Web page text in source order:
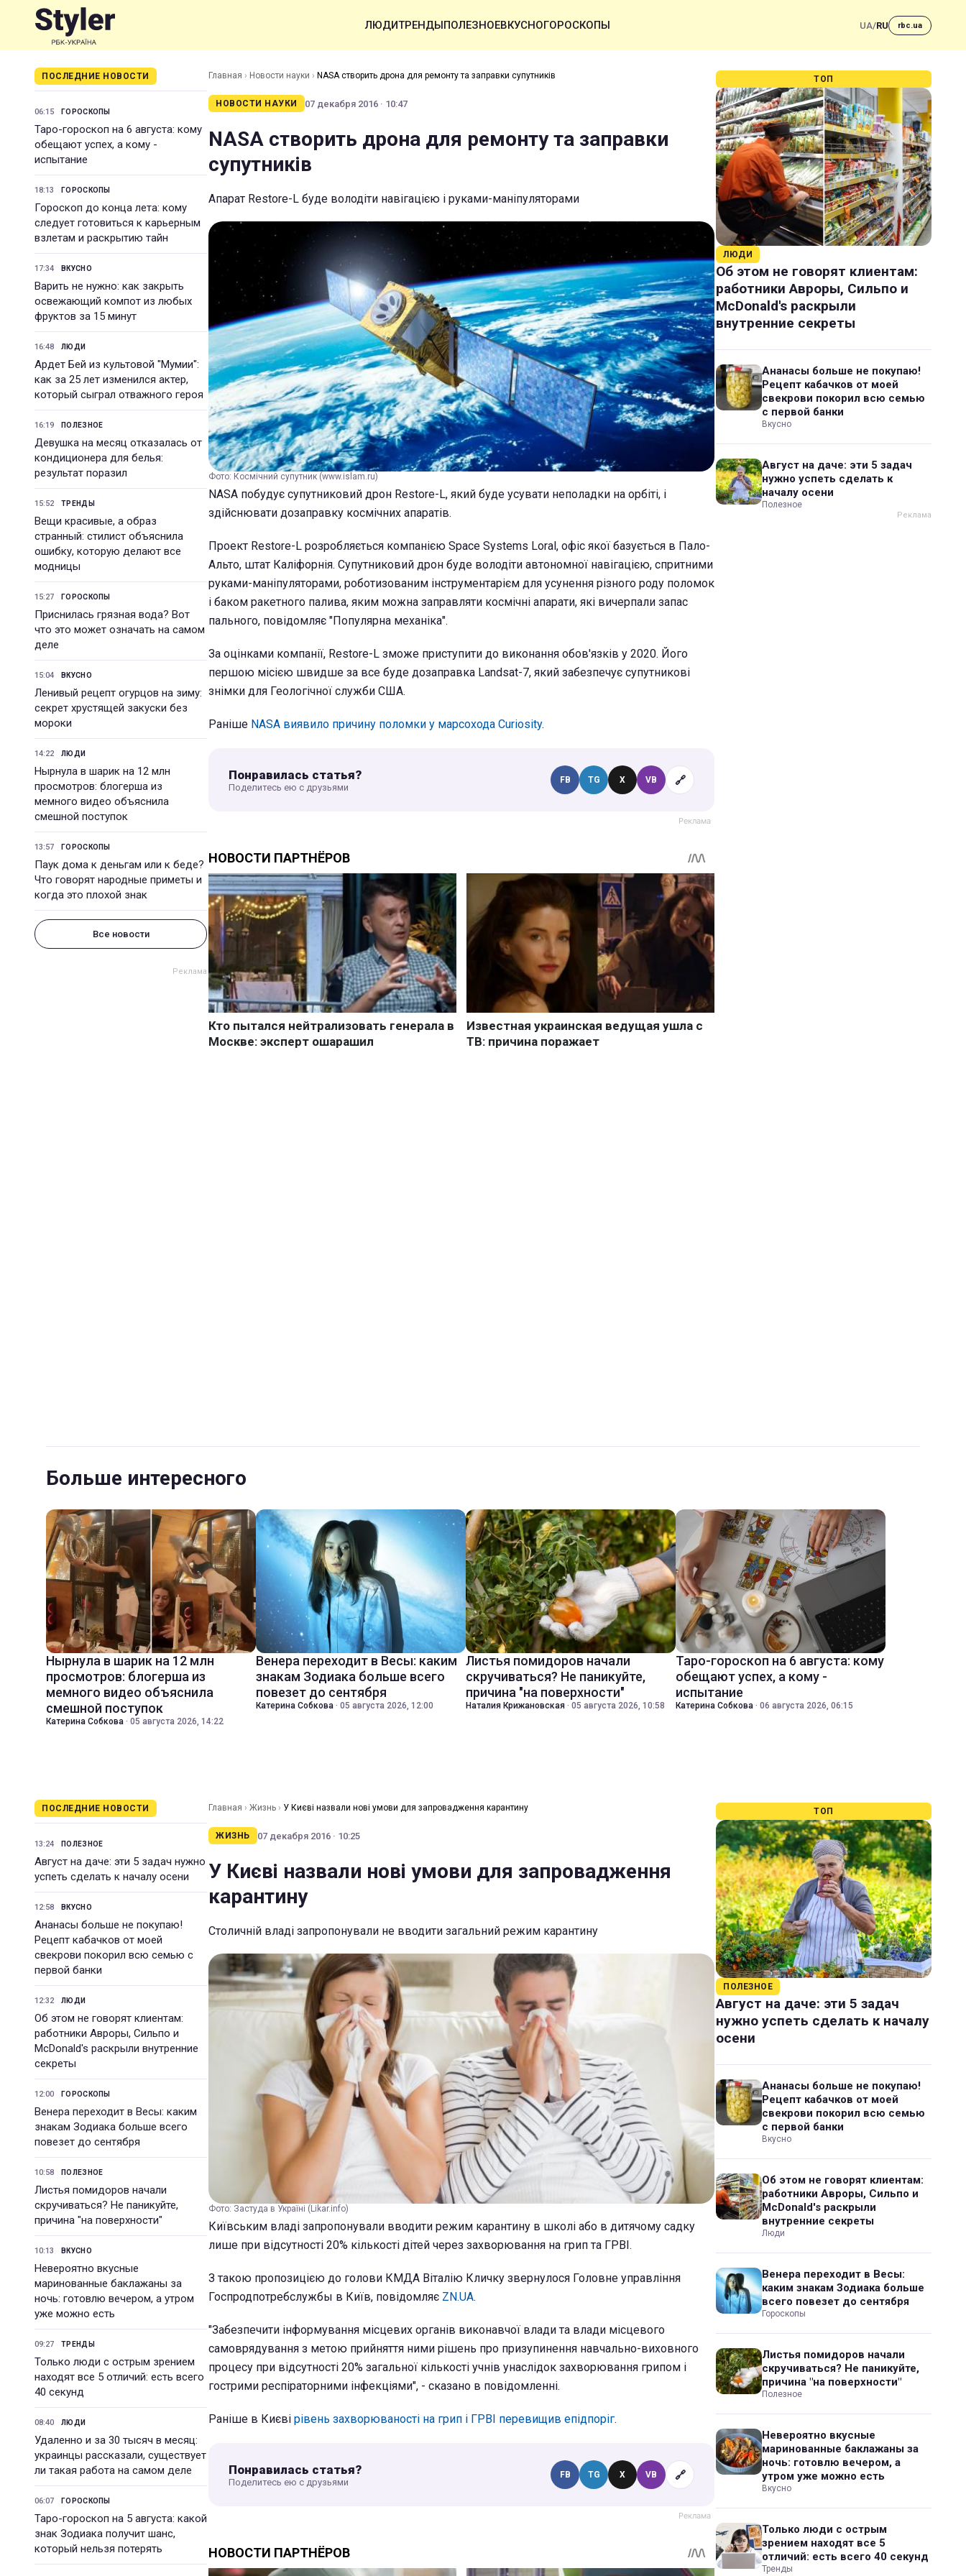
ЛЮДИТРЕНДЫПОЛЕЗНОЕВКУСНОГОРОСКОПЫ UA/RU rbc.ua
ПОСЛЕДНИЕ НОВОСТИ
06:15 ГОРОСКОПЫ
Таро-гороскоп на 6 августа: кому
обещают успех, а кому -
испытание
18:13 ГОРОСКОПЫ
Гороскоп до конца лета: кому
следует готовиться к карьерным
взлетам и раскрытию тайн
17:34 ВКУСНО
Варить не нужно: как закрыть
освежающий компот из любых
фруктов за 15 минут
16:48 ЛЮДИ
Ардет Бей из культовой "Мумии":
как за 25 лет изменился актер,
который сыграл отважного героя
16:19 ПОЛЕЗНОЕ
Девушка на месяц отказалась от
кондиционера для белья:
результат поразил
15:52 ТРЕНДЫ
Вещи красивые, а образ
странный: стилист объяснила
ошибку, которую делают все
модницы
15:27 ГОРОСКОПЫ
Приснилась грязная вода? Вот
что это может означать на самом
деле
15:04 ВКУСНО
Ленивый рецепт огурцов на зиму:
секрет хрустящей закуски без
мороки
14:22 ЛЮДИ
Нырнула в шарик на 12 млн
просмотров: блогерша из
мемного видео объяснила
смешной поступок
13:57 ГОРОСКОПЫ
Паук дома к деньгам или к беде?
Что говорят народные приметы и
когда это плохой знак
Все новости
Главная › Новости науки › NASA створить дрона для ремонту та заправки супутників
НОВОСТИ НАУКИ 07 декабря 2016 · 10:47
NASA створить дрона для ремонту та заправки
супутників
Апарат Restore-L буде володіти навігацією і руками-маніпуляторами
Фото: Космічний супутник (www.islam.ru)
NASA побудує супутниковий дрон Restore-L, який буде усувати неполадки на орбіті, і
здійснювати дозаправку космічних апаратів.
Проект Restore-L розробляється компанією Space Systems Loral, офіс якої базується в Пало-
Альто, штат Каліфорнія. Супутниковий дрон буде володіти автономної навігацією, спритними
руками-маніпуляторами, роботизованим інструментарієм для усунення різного роду поломок
і баком ракетного палива, яким можна заправляти космічні апарати, які вичерпали запас
пального, повідомляє "Популярна механіка".
За оцінками компанії, Restore-L зможе приступити до виконання обов'язків у 2020. Його
першою місією швидше за все буде дозаправка Landsat-7, який забезпечує супутникові
знімки для Геологічної служби США.
Раніше NASA виявило причину поломки у марсохода Curiosity.
Понравилась статья?
Поделитесь ею с друзьями
FB TG X VB 🔗
ТОП
ЛЮДИ
Об этом не говорят клиентам:
работники Авроры, Сильпо и
McDonald's раскрыли
внутренние секреты
Ананасы больше не покупаю!
Рецепт кабачков от моей
свекрови покорил всю семью
с первой банки
Вкусно
Август на даче: эти 5 задач
нужно успеть сделать к
началу осени
Полезное
Больше интересного
Нырнула в шарик на 12 млн
просмотров: блогерша из
мемного видео объяснила
смешной поступок
Катерина Собкова · 05 августа 2026, 14:22
Венера переходит в Весы: каким
знакам Зодиака больше всего
повезет до сентября
Катерина Собкова · 05 августа 2026, 12:00
Листья помидоров начали
скручиваться? Не паникуйте,
причина "на поверхности"
Наталия Крижановская · 05 августа 2026, 10:58
Таро-гороскоп на 6 августа: кому
обещают успех, а кому -
испытание
Катерина Собкова · 06 августа 2026, 06:15
ПОСЛЕДНИЕ НОВОСТИ
13:24 ПОЛЕЗНОЕ
Август на даче: эти 5 задач нужно
успеть сделать к началу осени
12:58 ВКУСНО
Ананасы больше не покупаю!
Рецепт кабачков от моей
свекрови покорил всю семью с
первой банки
12:32 ЛЮДИ
Об этом не говорят клиентам:
работники Авроры, Сильпо и
McDonald's раскрыли внутренние
секреты
12:00 ГОРОСКОПЫ
Венера переходит в Весы: каким
знакам Зодиака больше всего
повезет до сентября
10:58 ПОЛЕЗНОЕ
Листья помидоров начали
скручиваться? Не паникуйте,
причина "на поверхности"
10:13 ВКУСНО
Невероятно вкусные
маринованные баклажаны за
ночь: готовлю вечером, а утром
уже можно есть
09:27 ТРЕНДЫ
Только люди с острым зрением
находят все 5 отличий: есть всего
40 секунд
08:40 ЛЮДИ
Удаленно и за 30 тысяч в месяц:
украинцы рассказали, существует
ли такая работа на самом деле
06:07 ГОРОСКОПЫ
Таро-гороскоп на 5 августа: какой
знак Зодиака получит шанс,
который нельзя потерять
Главная › Жизнь › У Києві назвали нові умови для запровадження карантину
ЖИЗНЬ 07 декабря 2016 · 10:25
У Києві назвали нові умови для запровадження
карантину
Столичній владі запропонували не вводити загальний режим карантину
Фото: Застуда в Україні (Likar.info)
Київським владі запропонували вводити режим карантину в школі або в дитячому садку
лише при відсутності 20% кількості дітей через захворювання на грип та ГРВІ.
З такою пропозицією до голови КМДА Віталію Кличку звернулося Головне управління
Госпродпотребслужбы в Київ, повідомляє ZN.UA.
"Забезпечити інформування місцевих органів виконавчої влади та влади місцевого
самоврядування з метою прийняття ними рішень про призупинення навчально-виховного
процесу при відсутності 20% загальної кількості учнів унаслідок захворювання грипом і
гострими респіраторними інфекціями", - сказано в повідомленні.
Раніше в Києві рівень захворюваності на грип і ГРВІ перевищив епідпоріг.
Понравилась статья?
Поделитесь ею с друзьями
FB TG X VB 🔗
ТОП
ПОЛЕЗНОЕ
Август на даче: эти 5 задач
нужно успеть сделать к началу
осени
Ананасы больше не покупаю!
Рецепт кабачков от моей
свекрови покорил всю семью
с первой банки
Вкусно
Об этом не говорят клиентам:
работники Авроры, Сильпо и
McDonald's раскрыли
внутренние секреты
Люди
Венера переходит в Весы:
каким знакам Зодиака больше
всего повезет до сентября
Гороскопы
Листья помидоров начали
скручиваться? Не паникуйте,
причина "на поверхности"
Полезное
Невероятно вкусные
маринованные баклажаны за
ночь: готовлю вечером, а
утром уже можно есть
Вкусно
Только люди с острым
зрением находят все 5
отличий: есть всего 40 секунд
Тренды